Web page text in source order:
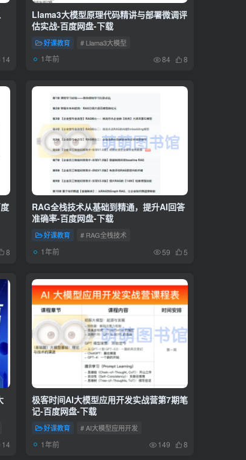
14
Llama3大模型原理代码精讲与部署微调评
估实战-百度网盘-下载
好课教育 # Llama3大模型
1年前 84 8
8
RAG全栈技术从基础到精通，提升AI回答
准确率-百度网盘-下载
好课教育 # RAG全栈技术
1年前 59 5
14
极客时间AI大模型应用开发实战营第7期笔
记-百度网盘-下载
好课教育 # AI大模型应用开发
1年前 149 8